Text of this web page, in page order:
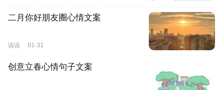
二月你好朋友圈心情文案
说说 01-31
创意立春心情句子文案